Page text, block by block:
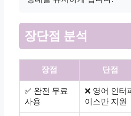
장단점 분석
장점 단점
✅ 완전 무료
사용
❌ 영어 인터
이스만 지원